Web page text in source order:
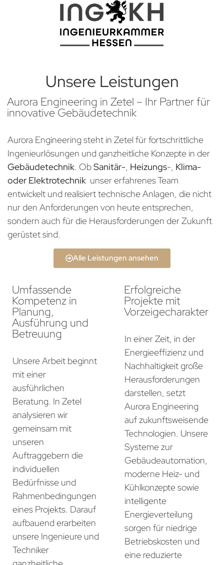
Unsere Leistungen
Aurora Engineering in Zetel – Ihr Partner für
innovative Gebäudetechnik
Aurora Engineering steht in Zetel für fortschrittliche
Ingenieurlösungen und ganzheitliche Konzepte in der
Gebäudetechnik. ObSanitär-, Heizungs-, Klima-
oder Elektrotechnik unser erfahrenes Team
entwickelt und realisiert technische Anlagen, die nicht
nur den Anforderungen von heute entsprechen,
sondern auch für die Herausforderungen der Zukunft
gerüstet sind.
Alle Leistungen ansehen
Umfassende
Kompetenz in
Planung,
Ausführung und
Betreuung
Unsere Arbeit beginnt
mit einer
ausführlichen
Beratung. In Zetel
analysieren wir
gemeinsam mit
unseren
Auftraggebern die
individuellen
Bedürfnisse und
Rahmenbedingungen
eines Projekts. Darauf
aufbauend erarbeiten
unsere Ingenieure und
Techniker
Erfolgreiche
Projekte mit
Vorzeigecharakter
In einer Zeit, in der
Energieeffizienz und
Nachhaltigkeit große
Herausforderungen
darstellen, setzt
Aurora Engineering
auf zukunftsweisende
Technologien. Unsere
Systeme zur
Gebäudeautomation,
moderne Heiz- und
Kühlkonzepte sowie
intelligente
Energieverteilung
sorgen für niedrige
Betriebskosten und
eine reduzierte